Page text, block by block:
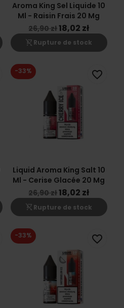
Aroma King Sel Liquide 10
Ml - Raisin Frais 20 Mg
26,90 zł18,02 zł
shopping_cart_off Rupture de stock
Liquid Aroma King Salt 10
Ml - Cerise Glacée 20 Mg
26,90 zł18,02 zł
shopping_cart_off Rupture de stock
-33% favorite_border
-33% favorite_border